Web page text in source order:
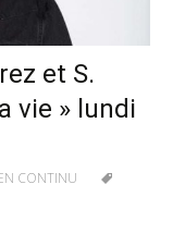
et S.
vie » lundi
CONTINU